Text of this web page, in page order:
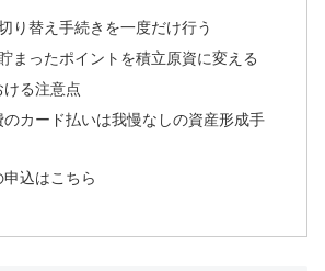
り替え手続きを一度だけ行う
まったポイントを積立原資に変える
る注意点
のカード払いは我慢なしの資産形成手
込はこちら